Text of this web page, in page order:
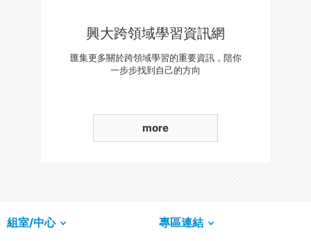
興大跨領域學習資訊網
匯集更多關於跨領域學習的重要資訊，陪你
一步步找到自己的方向
more
組室/中心 專區連結